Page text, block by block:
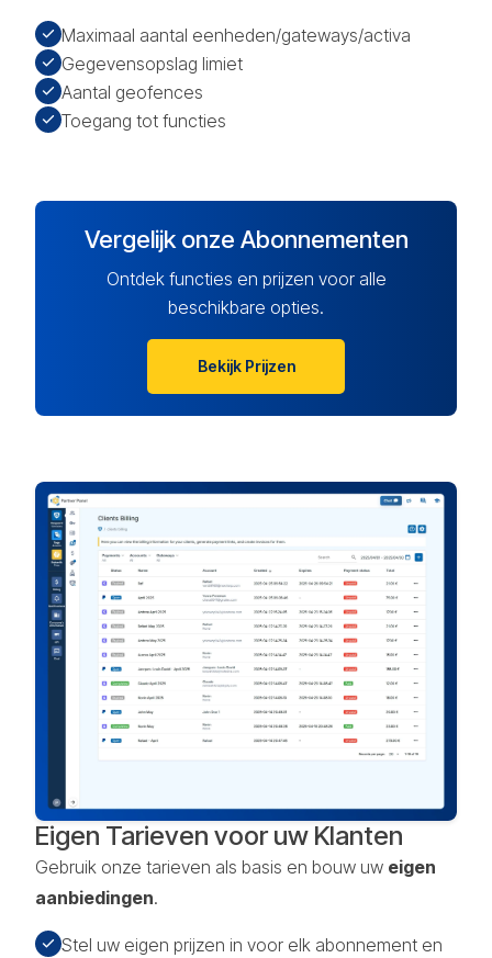
Maximaal aantal eenheden/gateways/activa
Gegevensopslag limiet
Aantal geofences
Toegang tot functies
Vergelijk onze Abonnementen
Ontdek functies en prijzen voor alle
beschikbare opties.
Bekijk Prijzen
Eigen Tarieven voor uw Klanten
Gebruik onze tarieven als basis en bouw uw eigen
aanbiedingen.
Stel uw eigen prijzen in voor elk abonnement en